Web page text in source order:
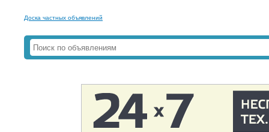
Доска частных объявлений